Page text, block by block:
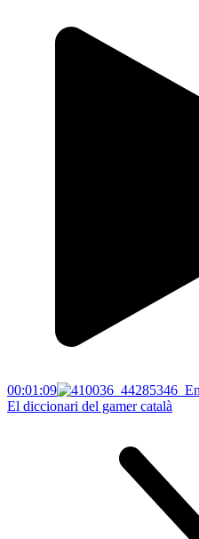
00:01:09
El diccionari del gamer català